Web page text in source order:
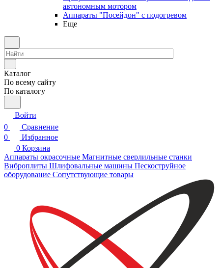
автономным мотором
Аппараты "Посейдон" с подогревом
Еще
Каталог
По всему сайту
По каталогу
Войти
0
Сравнение
0
Избранное
0 Корзина
Аппараты окрасочные Магнитные сверлильные станки
Виброплиты Шлифовальные машины Пескоструйное
оборудование Сопутствующие товары